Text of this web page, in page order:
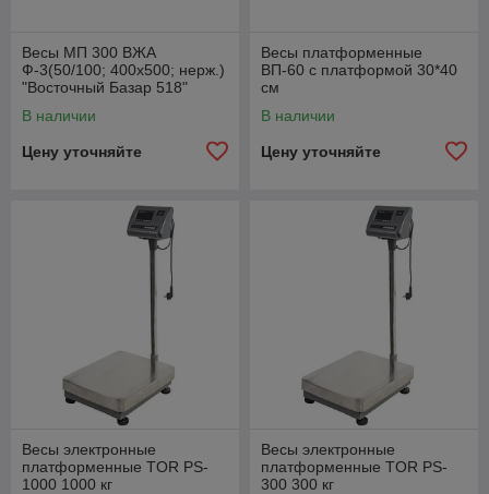
Весы МП 300 ВЖА
Ф-3(50/100; 400х500; нерж.)
"Восточный Базар 518"
В наличии
Цену уточняйте
Весы платформенные
ВП-60 с платформой 30*40
см
В наличии
Цену уточняйте
Весы электронные
платформенные TOR PS-
1000 1000 кг
Весы электронные
платформенные TOR PS-
300 300 кг